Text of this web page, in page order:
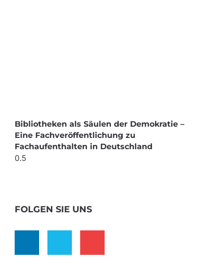
Bibliotheken als Säulen der Demokratie –
Eine Fachveröffentlichung zu
Fachaufenthalten in Deutschland
FOLGEN SIE UNS